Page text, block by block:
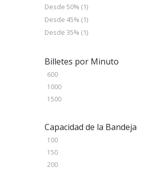
Desde 50% (1)
Desde 45% (1)
Desde 35% (1)
Billetes por Minuto
600
1000
1500
Capacidad de la Bandeja
100
150
200